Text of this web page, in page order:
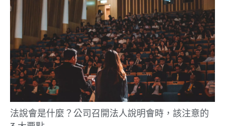
法說會是什麼？公司召開法人說明會時，該注意的